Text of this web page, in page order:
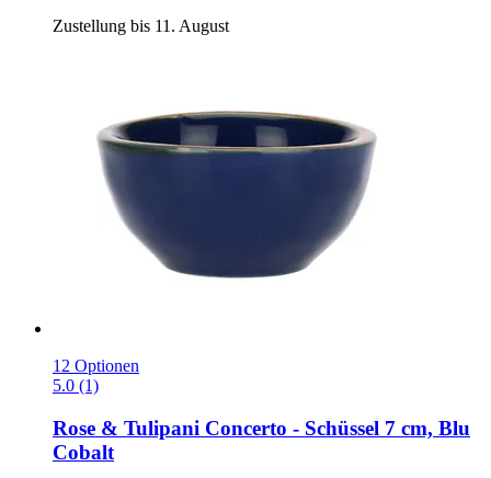
Zustellung bis 11. August
12 Optionen
5.0 (1)
Rose & Tulipani Concerto -​ Schüssel 7 cm, Blu
Cobalt